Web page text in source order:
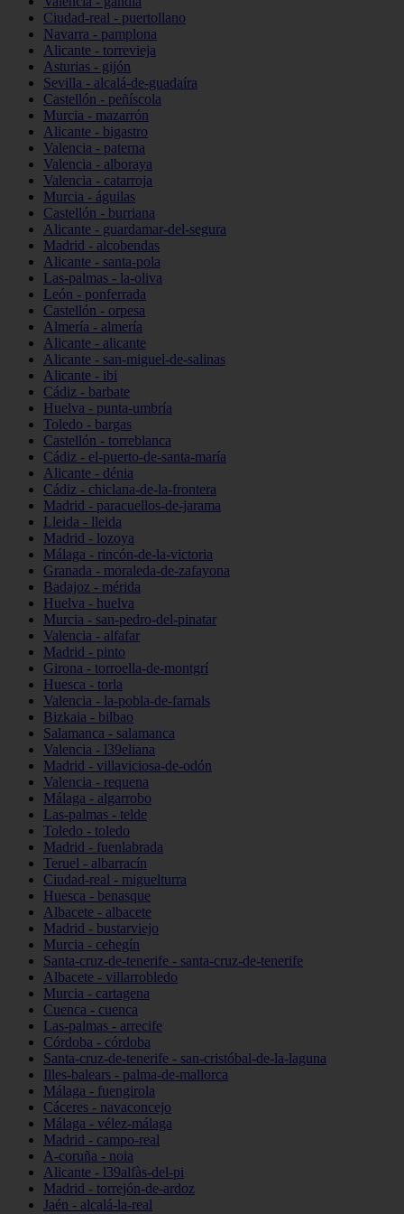
Ciudad-real - puertollano
Navarra - pamplona
Alicante - torrevieja
Asturias - gijón
Sevilla - alcalá-de-guadaíra
Castellón - peñíscola
Murcia - mazarrón
Alicante - bigastro
Valencia - paterna
Valencia - alboraya
Valencia - catarroja
Murcia - águilas
Castellón - burriana
Alicante - guardamar-del-segura
Madrid - alcobendas
Alicante - santa-pola
Las-palmas - la-oliva
León - ponferrada
Castellón - orpesa
Almería - almería
Alicante - alicante
Alicante - san-miguel-de-salinas
Alicante - ibi
Cádiz - barbate
Huelva - punta-umbría
Toledo - bargas
Castellón - torreblanca
Cádiz - el-puerto-de-santa-maría
Alicante - dénia
Cádiz - chiclana-de-la-frontera
Madrid - paracuellos-de-jarama
Lleida - lleida
Madrid - lozoya
Málaga - rincón-de-la-victoria
Granada - moraleda-de-zafayona
Badajoz - mérida
Huelva - huelva
Murcia - san-pedro-del-pinatar
Valencia - alfafar
Madrid - pinto
Girona - torroella-de-montgrí
Huesca - torla
Valencia - la-pobla-de-farnals
Bizkaia - bilbao
Salamanca - salamanca
Valencia - l39eliana
Madrid - villaviciosa-de-odón
Valencia - requena
Málaga - algarrobo
Las-palmas - telde
Toledo - toledo
Madrid - fuenlabrada
Teruel - albarracín
Ciudad-real - miguelturra
Huesca - benasque
Albacete - albacete
Madrid - bustarviejo
Murcia - cehegín
Santa-cruz-de-tenerife - santa-cruz-de-tenerife
Albacete - villarrobledo
Murcia - cartagena
Cuenca - cuenca
Las-palmas - arrecife
Córdoba - córdoba
Santa-cruz-de-tenerife - san-cristóbal-de-la-laguna
Illes-balears - palma-de-mallorca
Málaga - fuengirola
Cáceres - navaconcejo
Málaga - vélez-málaga
Madrid - campo-real
A-coruña - noia
Alicante - l39alfàs-del-pi
Madrid - torrejón-de-ardoz
Jaén - alcalá-la-real